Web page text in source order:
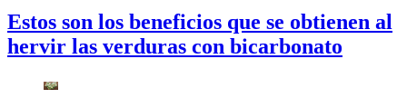
Estos son los beneficios que se obtienen al
hervir las verduras con bicarbonato